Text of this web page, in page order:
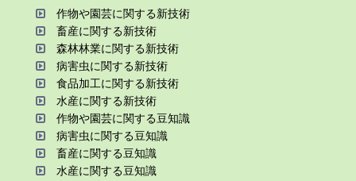
作物や園芸に関する新技術
畜産に関する新技術
森林林業に関する新技術
病害⾍に関する新技術
⾷品加⼯に関する新技術
⽔産に関する新技術
作物や園芸に関する⾖知識
病害⾍に関する⾖知識
畜産に関する⾖知識
⽔産に関する⾖知識